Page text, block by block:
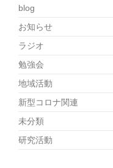
blog
お知らせ
ラジオ
勉強会
地域活動
新型コロナ関連
未分類
研究活動